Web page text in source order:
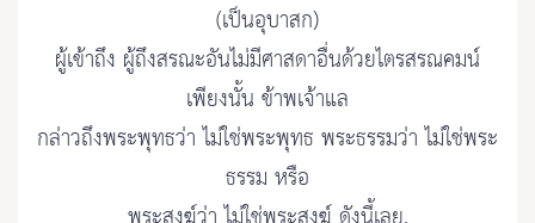
(เป็นอุบาสก)
ผู้เข้าถึง ผู้ถึงสรณะอันไม่มีศาสดาอื่นด้วยไตรสรณคมน์
เพียงนั้น ข้าพเจ้าแล
กล่าวถึงพระพุทธว่า ไม่ใช่พระพุทธ พระธรรมว่า ไม่ใช่พระ
ธรรม หรือ